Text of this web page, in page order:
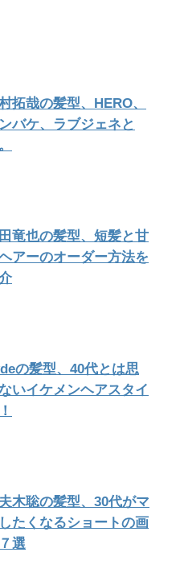
拓哉の髪型、HERO、
バケ、ラブジェネと
田竜也の髪型、短髪と甘
アーのオーダー方法を
の髪型、40代とは思
いイケメンヘアスタイ
木聡の髪型、30代がマ
たくなるショートの画
選